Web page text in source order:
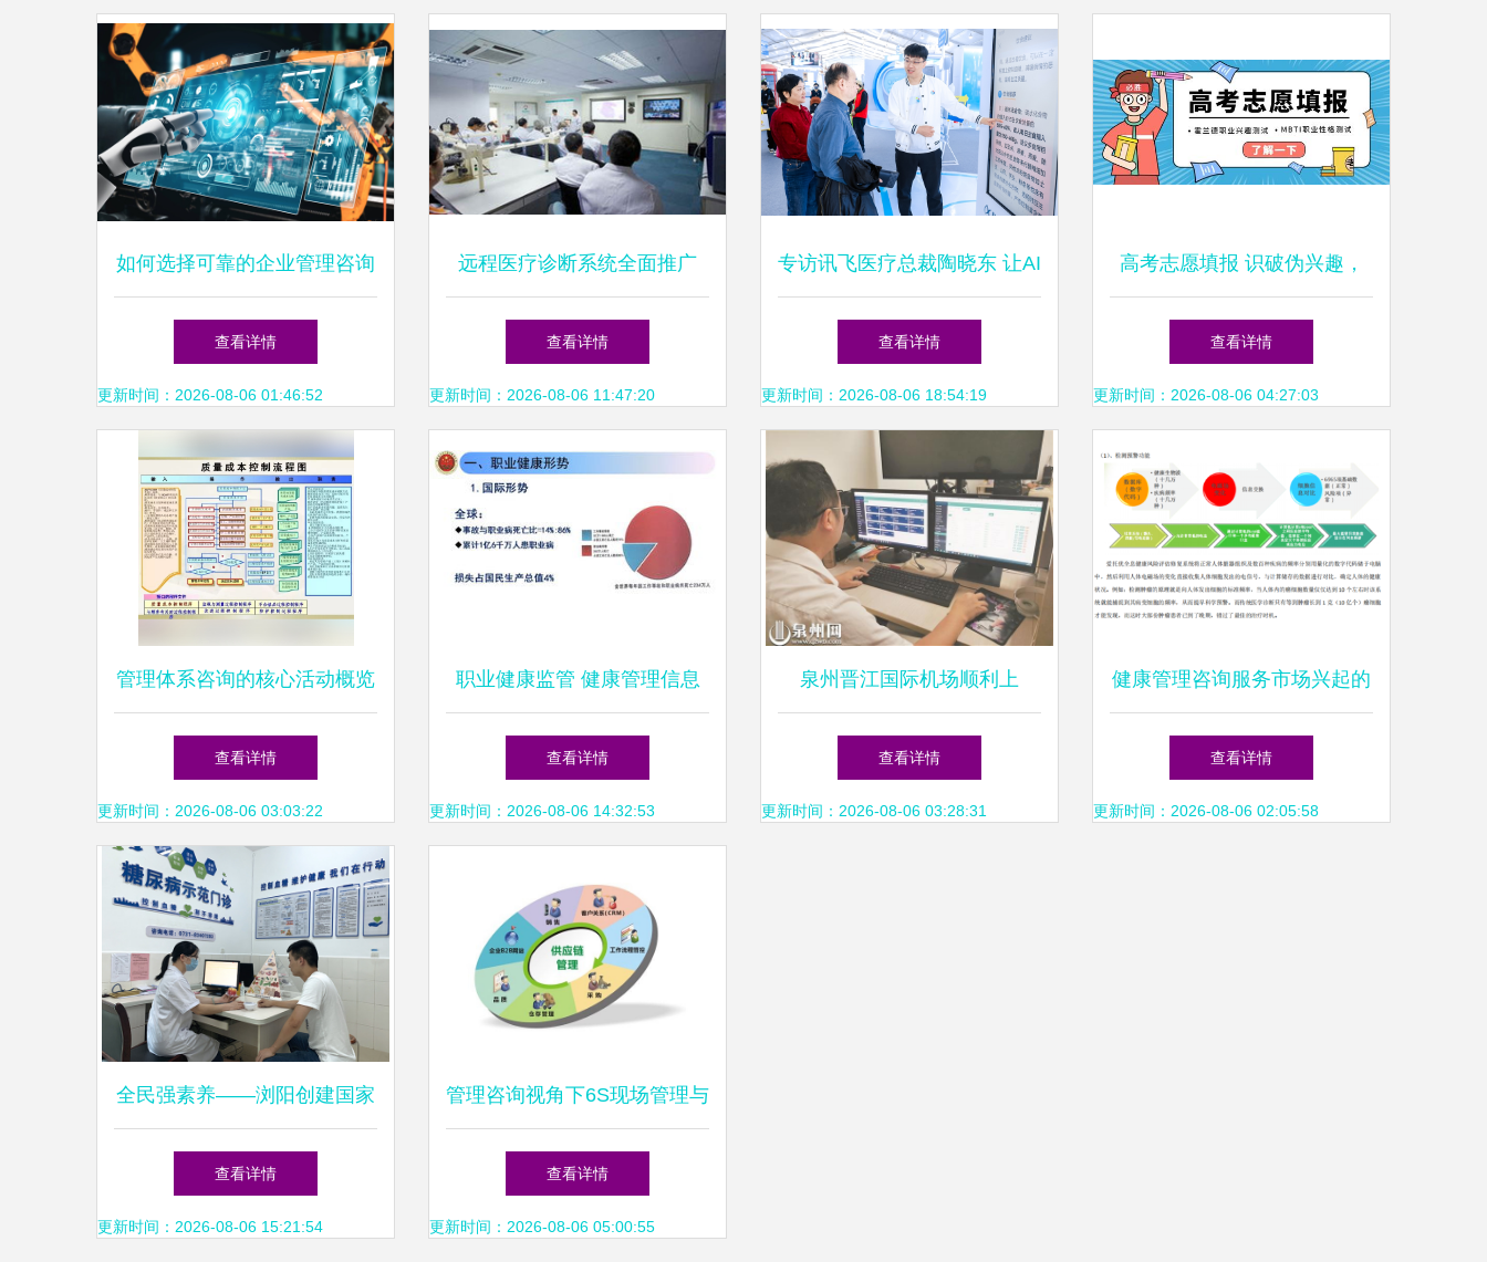
如何选择可靠的企业管理咨询
公司并有效落地工厂管理整改
查看详情
更新时间：2026-08-06 01:46:52
远程医疗诊断系统全面推广
开启健康管理新时代
查看详情
更新时间：2026-08-06 11:47:20
专访讯飞医疗总裁陶晓东 让AI
成为每个医生的诊疗助理、每
个人的健康助手
查看详情
更新时间：2026-08-06 18:54:19
高考志愿填报 识破伪兴趣，
解锁真热爱，让健康管理引领
未来
查看详情
更新时间：2026-08-06 04:27:03
管理体系咨询的核心活动概览
——以健康管理信息咨询为例
查看详情
更新时间：2026-08-06 03:03:22
职业健康监管 健康管理信息
咨询全面解析
查看详情
更新时间：2026-08-06 14:32:53
泉州晋江国际机场顺利上
线“健康空港信息管理系统”，
提供便捷健康管理咨询
查看详情
更新时间：2026-08-06 03:28:31
健康管理咨询服务市场兴起的
动因分析
查看详情
更新时间：2026-08-06 02:05:58
全民强素养——浏阳创建国家
卫生城市系列报道之三 健康
管理信息咨询
查看详情
更新时间：2026-08-06 15:21:54
管理咨询视角下6S现场管理与
团队建设在健康管理信息咨询
中的应用
查看详情
更新时间：2026-08-06 05:00:55